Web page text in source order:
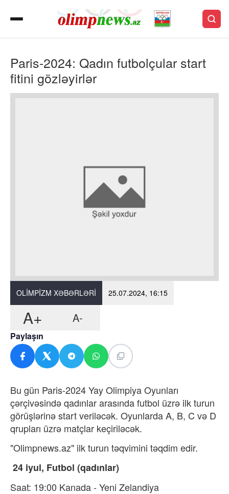
Paris-2024: Qadın futbolçular start
fitini gözləyirlər
OLIMPIZM XƏBƏRLƏRI 25.07.2024, 16:15
A+ A-
Paylaşın
Bu gün Paris-2024 Yay Olimpiya Oyunları
çərçivəsində qadınlar arasında futbol üzrə ilk turun
görüşlərinə start veriləcək. Oyunlarda A, B, C və D
qrupları üzrə matçlar keçiriləcək.
"Olimpnews.az" ilk turun təqvimini təqdim edir.
24 iyul, Futbol (qadınlar)
Saat: 19:00 Kanada - Yeni Zelandiya